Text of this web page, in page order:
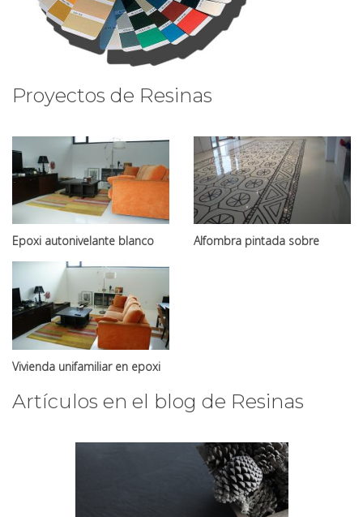
Proyectos de Resinas
Epoxi autonivelante blanco
Alfombra pintada sobre
Vivienda unifamiliar en epoxi
Artículos en el blog de Resinas